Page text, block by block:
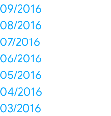
09/2016
08/2016
07/2016
06/2016
05/2016
04/2016
03/2016